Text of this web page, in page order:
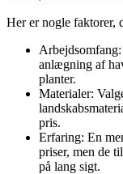
Her er nogle faktorer,
anlægning af
planter.
Materialer:
pris.
Erfaring: En
priser, men de
på lang sigt.